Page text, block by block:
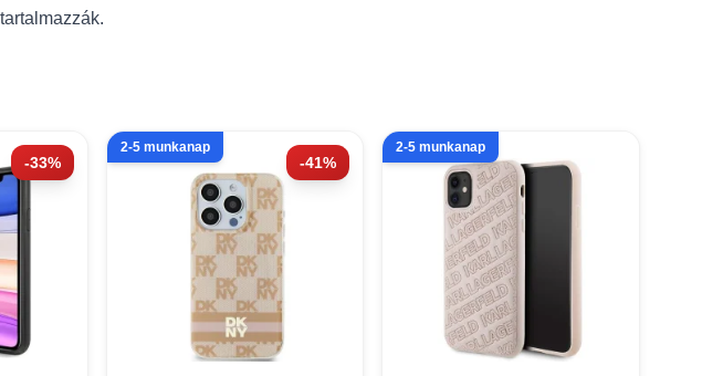
-33% -41%
2-5 munkanap 2-5 munkanap